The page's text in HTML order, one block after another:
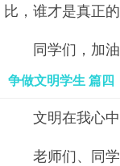
比，谁才是真正
同学们，加
争做文明学生 篇四
文明在我心中
老师们、同学